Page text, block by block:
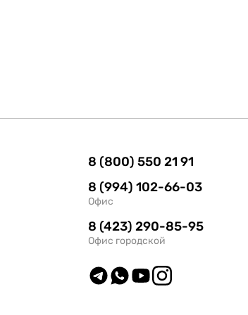
8 (800) 550 21 91
8 (994) 102-66-03
Офис
8 (423) 290-85-95
Офис городской